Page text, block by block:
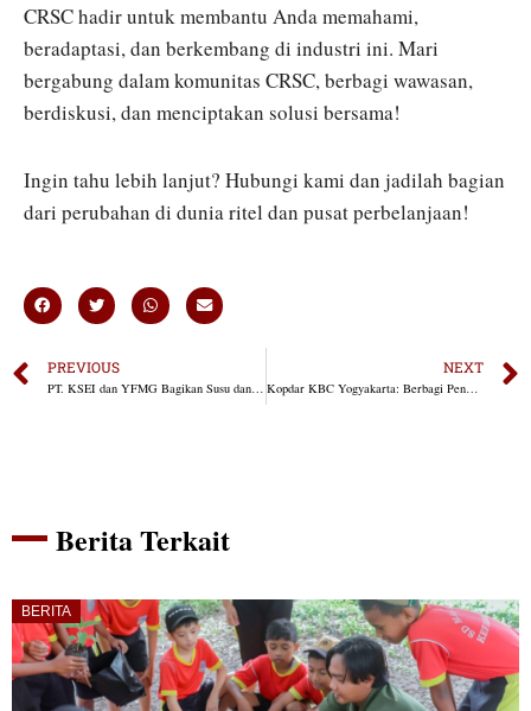
CRSC hadir untuk membantu Anda memahami,
beradaptasi, dan berkembang di industri ini. Mari
bergabung dalam komunitas CRSC, berbagi wawasan,
berdiskusi, dan menciptakan solusi bersama!
Ingin tahu lebih lanjut? Hubungi kami dan jadilah bagian
dari perubahan di dunia ritel dan pusat perbelanjaan!
PREVIOUS
PT. KSEI dan YFMG Bagikan Susu dan Makanan Bergizi untuk SD Tuamolo
NEXT
Kopdar KBC Yogyakarta: Berbagi Pengalaman dan Kolaborasi untuk Bisnis Lebih Inovatif
Berita Terkait
BERITA